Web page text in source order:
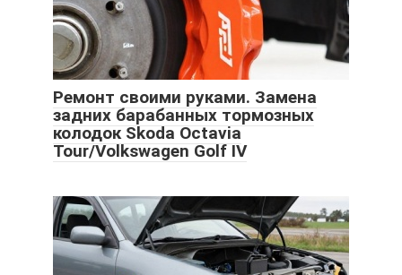
Ремонт своими руками. Замена
задних барабанных тормозных
колодок Skoda Octavia
Tour/Volkswagen Golf IV